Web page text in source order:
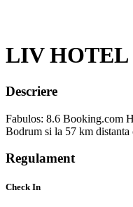
LIV HOTEL
Descriere
Fabulos: 8.6 Booking.com
Bodrum si la 57 km distanta
Regulament
Check In